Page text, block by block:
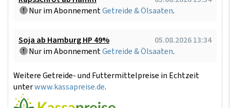
Nur im AbonnementGetreide & Ölsaaten.
Soja ab Hamburg HP 49%
05.08.2026 13:34
Nur im AbonnementGetreide & Ölsaaten.
Weitere Getreide- und Futtermittelpreise in Echtzeit
unterwww.kassapreise.de.